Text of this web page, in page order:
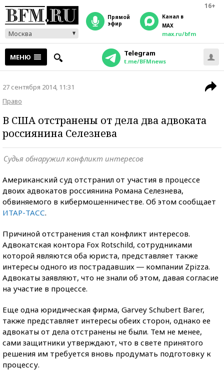
16+
Москва
прямой
эфир
Канал в
MAX
max.ru/bfm
МЕНЮ Telegram
t.me/BFMnews
27 сентября 2014, 11:31
Право
В США отстранены от дела два адвоката
россиянина Селезнева
Судья обнаружил конфликт интересов
Американский суд отстранил от участия в процессе
двоих адвокатов россиянина Романа Селезнева,
обвиняемого в кибермошенничестве. Об этом сообщает
ИТАР-ТАСС.
Причиной отстранения стал конфликт интересов.
Адвокатская контора Fox Rotschild, сотрудниками
которой являются оба юриста, представляет также
интересы одного из пострадавших ― компании Zpizza.
Адвокаты заявляют, что не знали об этом, давая согласие
на участие в процессе.
Еще одна юридическая фирма, Garvey Schubert Barer,
также представляет интересы обеих сторон, однако ее
адвокаты от дела отстранены не были. Тем не менее,
сами защитники утверждают, что в свете принятого
решения им требуется вновь продумать подготовку к
процессу.